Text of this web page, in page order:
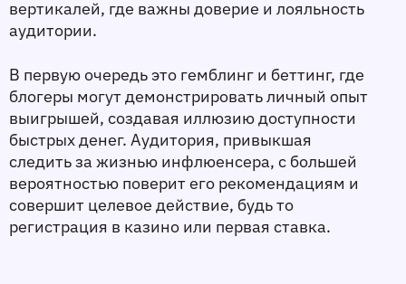
вертикалей, где важны доверие и лояльность
аудитории.
В первую очередь это гемблинг и беттинг, где
блогеры могут демонстрировать личный опыт
выигрышей, создавая иллюзию доступности
быстрых денег. Аудитория, привыкшая
следить за жизнью инфлюенсера, с большей
вероятностью поверит его рекомендациям и
совершит целевое действие, будь то
регистрация в казино или первая ставка.